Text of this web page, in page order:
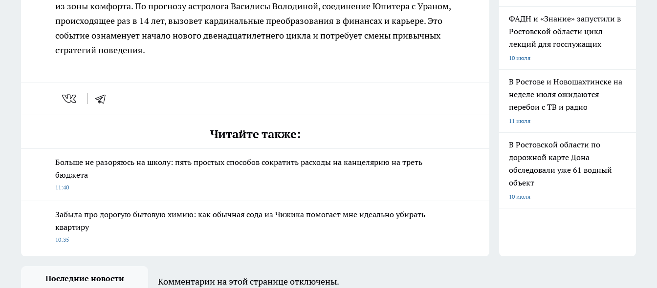
из зоны комфорта. По прогнозу астролога Василисы Володиной, соединение Юпитера с Ураном,
происходящее раз в 14 лет, вызовет кардинальные преобразования в финансах и карьере. Это
событие ознаменует начало нового двенадцатилетнего цикла и потребует смены привычных
стратегий поведения.
Читайте также:
Больше не разоряюсь на школу: пять простых способов сократить расходы на канцелярию на треть
бюджета
11:40
Забыла про дорогую бытовую химию: как обычная сода из Чижика помогает мне идеально убирать
квартиру
10:35
ФАДН и «Знание» запустили в
Ростовской области цикл
лекций для госслужащих
10 июля
В Ростове и Новошахтинске на
неделе июля ожидаются
перебои с ТВ и радио
11 июля
В Ростовской области по
дорожной карте Дона
обследовали уже 61 водный
объект
10 июля
Последние новости Комментарии на этой странице отключены.